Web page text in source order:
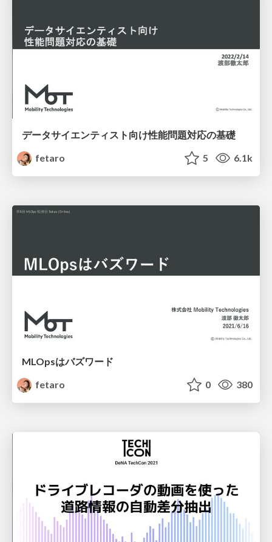
データサイエンティスト向け性能問題対応の基礎
fetaro
5 6.1k
MLOpsはバズワード
fetaro
0 380